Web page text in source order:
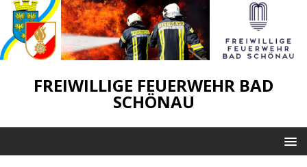
FREIWILLIGE FEUERWEHR BAD
SCHÖNAU